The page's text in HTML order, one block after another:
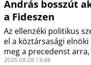
András bosszút
a Fideszen
Az ellenzéki politikus
el a köztársasági
meg a precedenst
2026.08.08 13:48